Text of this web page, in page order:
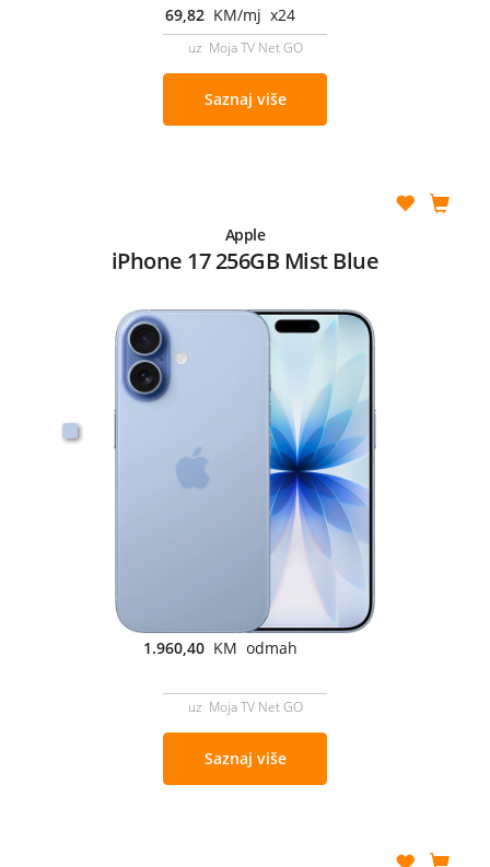
69,82 KM/mj x24
uz Moja TV Net GO
Saznaj više
Apple
iPhone 17 256GB Mist Blue
1.960,40 KM odmah
uz Moja TV Net GO
Saznaj više